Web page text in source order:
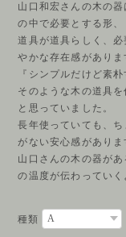
山口和宏さんの木の
の中で必要とする形、
道具が道具らしく、
やかな存在感がありま
『シンプルだけど素朴
そのような木の道具
と思っていました。
長年使っていても、
がない安心感がありま
山口さんの木の器が
の温度が伝わっていく
種類